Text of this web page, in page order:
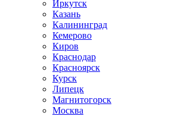
Иркутск
Казань
Калининград
Кемерово
Киров
Краснодар
Красноярск
Курск
Липецк
Магнитогорск
Москва